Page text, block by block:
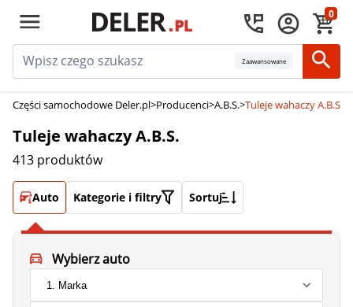
0
Zaawansowane
Części samochodowe Deler.pl>Producenci>A.B.S.>Tuleje wahaczy A.B.S.
Tuleje wahaczy A.B.S.
413 produktów
Auto Kategorie i filtry Sortuj
Wybierz auto